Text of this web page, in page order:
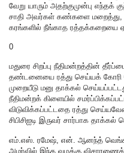
வேறு யாரும் அதற்குமுன்பு எந்தக்
சாதி அவர்கள் கண்களை மறைத்து,
கரங்களில் நீங்காத ரத்தக்கறையை
0
மதுரை சிறப்பு நீதிமன்றத்தின்
தண்டனையை ரத்து செய்யக் கோரி
முறையீடு மனு தாக்கல்
நீதிமன்றக் கிளையில்
விடுவிக்கப்பட்டதை ரத்து
சிபிசிஐடி இருவர் சார்பாக
எம்.எஸ். ரமேஷ், என். ஆனந்த்
அமர்வில் இந்த வழக்கு